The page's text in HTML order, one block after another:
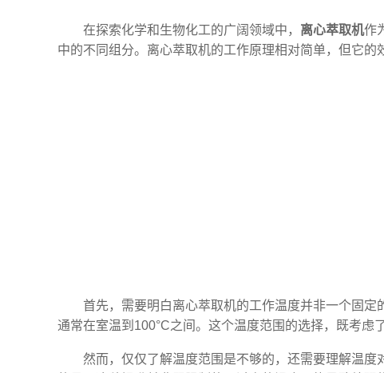
在探索化学和生物化工的广阔领域中， 离心萃取机作
中的不同组分。离心萃取机的工作原理相对简单，但它
首先，需要明白离心萃取机的工作温度并非一个固
通常在室温到100°C之间。这个温度范围的选择，既考虑
然而，仅仅了解温度范围是不够的，还需要理解温